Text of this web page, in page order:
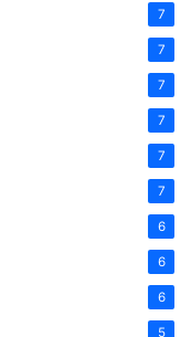
7
7
7
7
7
7
6
6
6
5